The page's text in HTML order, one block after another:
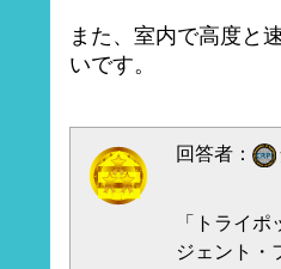
また、室内で高度と
いです。
回答者：
「トライ
ジェント・